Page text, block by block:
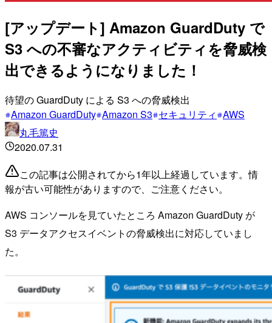
[アップデート] Amazon GuardDuty で
S3 への不審なアクティビティを脅威検
出できるようになりました！
待望の GuardDuty による S3 への脅威検出
Amazon GuardDuty Amazon S3 セキュリティ AWS
丸毛篤史
2020.07.31
この記事は公開されてから1年以上経過しています。情
報が古い可能性がありますので、ご注意ください。
AWS コンソールを見ていたところ Amazon GuardDuty が
S3 データアクセスイベントの脅威検出に対応していまし
た。